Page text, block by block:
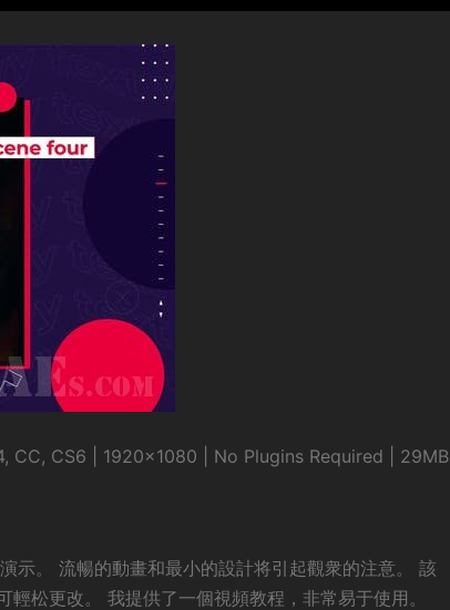
CC, CS6 | 1920×1080 | No Plugins Required | 29MB
示。 流暢的動畫和最小的設計将引起觀衆的注意。 該
松更改。 我提供了一個視頻教程，非常易于使用。